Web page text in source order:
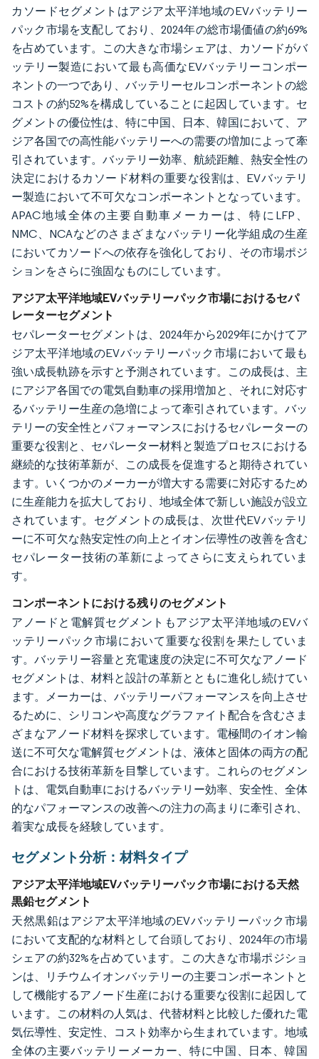
カソードセグメントはアジア太平洋地域のEVバッテリー
パック市場を支配しており、2024年の総市場価値の約69%
を占めています。この大きな市場シェアは、カソードがバ
ッテリー製造において最も高価なEVバッテリーコンポー
ネントの一つであり、バッテリーセルコンポーネントの総
コストの約52%を構成していることに起因しています。セ
グメントの優位性は、特に中国、日本、韓国において、ア
ジア各国での高性能バッテリーへの需要の増加によって牽
引されています。バッテリー効率、航続距離、熱安全性の
決定におけるカソード材料の重要な役割は、EVバッテリ
ー製造において不可欠なコンポーネントとなっています。
APAC地域全体の主要自動車メーカーは、特にLFP、
NMC、NCAなどのさまざまなバッテリー化学組成の生産
においてカソードへの依存を強化しており、その市場ポジ
ションをさらに強固なものにしています。
アジア太平洋地域EVバッテリーパック市場におけるセパ
レーターセグメント
セパレーターセグメントは、2024年から2029年にかけてア
ジア太平洋地域のEVバッテリーパック市場において最も
強い成長軌跡を示すと予測されています。この成長は、主
にアジア各国での電気自動車の採用増加と、それに対応す
るバッテリー生産の急増によって牽引されています。バッ
テリーの安全性とパフォーマンスにおけるセパレーターの
重要な役割と、セパレーター材料と製造プロセスにおける
継続的な技術革新が、この成長を促進すると期待されてい
ます。いくつかのメーカーが増大する需要に対応するため
に生産能力を拡大しており、地域全体で新しい施設が設立
されています。セグメントの成長は、次世代EVバッテリ
ーに不可欠な熱安定性の向上とイオン伝導性の改善を含む
セパレーター技術の革新によってさらに支えられていま
す。
コンポーネントにおける残りのセグメント
アノードと電解質セグメントもアジア太平洋地域のEVバ
ッテリーパック市場において重要な役割を果たしていま
す。バッテリー容量と充電速度の決定に不可欠なアノード
セグメントは、材料と設計の革新とともに進化し続けてい
ます。メーカーは、バッテリーパフォーマンスを向上させ
るために、シリコンや高度なグラファイト配合を含むさま
ざまなアノード材料を探求しています。電極間のイオン輸
送に不可欠な電解質セグメントは、液体と固体の両方の配
合における技術革新を目撃しています。これらのセグメン
トは、電気自動車におけるバッテリー効率、安全性、全体
的なパフォーマンスの改善への注力の高まりに牽引され、
着実な成長を経験しています。
セグメント分析：材料タイプ
アジア太平洋地域EVバッテリーパック市場における天然
黒鉛セグメント
天然黒鉛はアジア太平洋地域のEVバッテリーパック市場
において支配的な材料として台頭しており、2024年の市場
シェアの約32%を占めています。この大きな市場ポジショ
ンは、リチウムイオンバッテリーの主要コンポーネントと
して機能するアノード生産における重要な役割に起因して
います。この材料の人気は、代替材料と比較した優れた電
気伝導性、安定性、コスト効率から生まれています。地域
全体の主要バッテリーメーカー、特に中国、日本、韓国